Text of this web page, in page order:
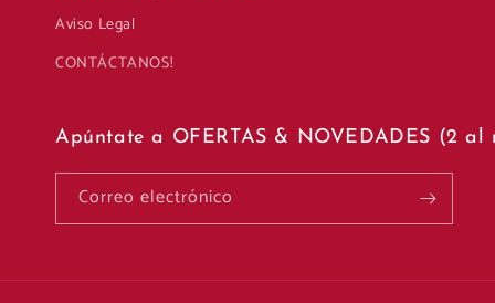
Aviso Legal
CONTÁCTANOS!
Apúntate a OFERTAS & NOVEDADES (2 al
Correo electrónico